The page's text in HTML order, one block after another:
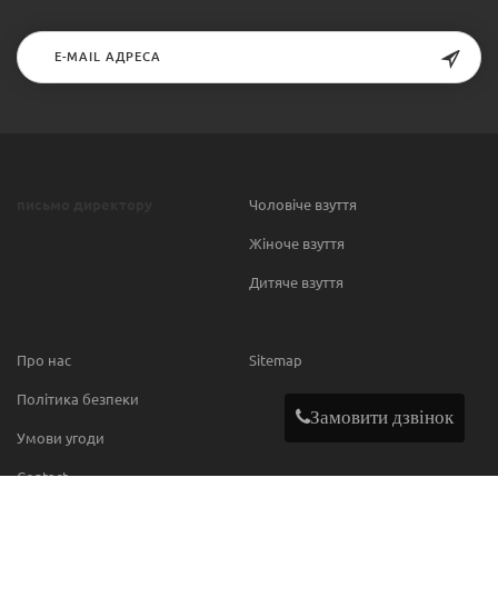
Чоловіче взуття
Жіноче взуття
Дитяче взуття
Про нас
Політика безпеки
Умови угоди
Contact
Sitemap
Замовити дзвінок